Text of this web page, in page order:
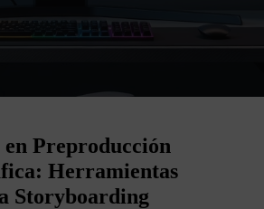
en Preproducción
Herramientas
Storyboarding